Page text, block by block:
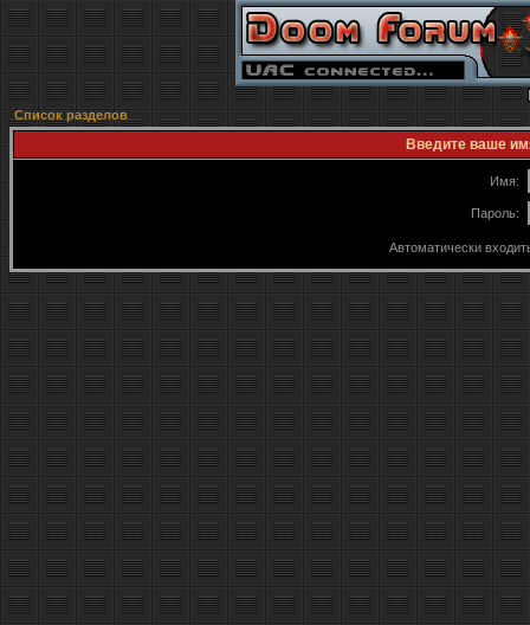
Список разделов
Введите ваше
Имя:
Пароль:
Автоматически